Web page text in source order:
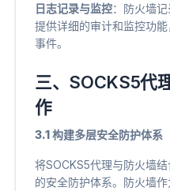
日志记录与监控：防火墙
提供详细的审计和监控功
事件。
三、SOCKS5代
作
3.1 构建多层安全防护体系
将SOCKS5代理与防火墙
的安全防护体系。防火墙